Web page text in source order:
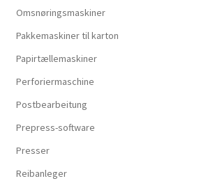
Omsnøringsmaskiner
Pakkemaskiner til karton
Papirtællemaskiner
Perforiermaschine
Postbearbeitung
Prepress-software
Presser
Reibanleger